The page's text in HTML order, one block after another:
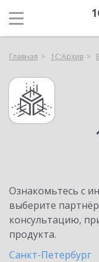
Главная 1С:Архив
Ознакомьтесь с
выберите
консультацию,
продукта.
Санкт-Петербург